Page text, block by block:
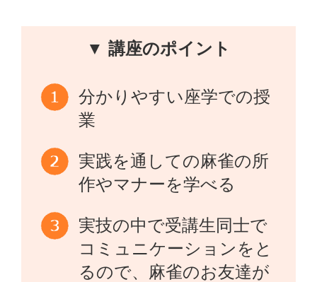
▼ 講座のポイント
分かりやすい座学での授
業
実践を通しての麻雀の所
作やマナーを学べる
実技の中で受講生同士で
コミュニケーションをと
るので、麻雀のお友達が